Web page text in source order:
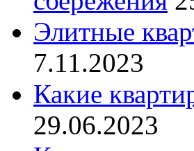
Элитные
7.11.2023
Какие
29.06.2023